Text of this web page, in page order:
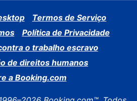
Termos de Serviço
Política de Privacidade
o trabalho escravo
de direitos humanos
a Booking.com